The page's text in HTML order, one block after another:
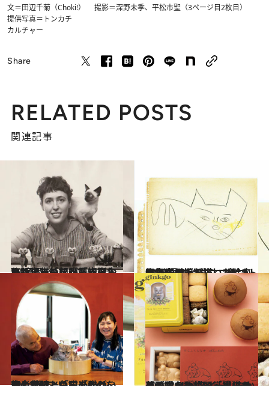
文＝田辺千菊（Choki!） 撮影＝深野未季、平松市聖（3ページ目2枚目）
提供写真＝トンカチ
カルチャー
Share
RELATED POSTS
関連記事
2024.6.11
リサ・ラーソン「赤白しましま猫」に誰も知らない“原型”があった？ ヒットの生みの親が語る誕生秘話
カルチャー 2024.6.11
60年の時を経て、“原案”発見！ クロネコヤマトの有名すぎる猫ロゴは広報担当の娘が描いた絵から生まれた
カルチャー
2024.6.7
岩合光昭と角田光代が、初の対談。「猫のかわいさの“後ろ”にあるものを写し留めたい」「猫は、使者」
カルチャー 2024.8.31
美味＆かわいい「猫のお菓子」11選 スイーツなかのが愛を込めて厳選 まんまる猫のお饅頭、黒猫チョコ…
グルメ